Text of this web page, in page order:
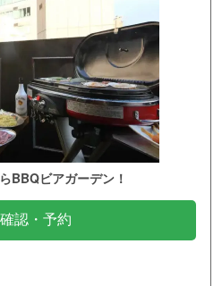
BBQビアガーデン！
認・予約